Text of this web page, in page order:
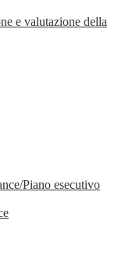
e valutazione della
Piano esecutivo